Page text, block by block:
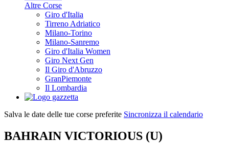
Altre Corse
Giro d'Italia
Tirreno Adriatico
Milano-Torino
Milano-Sanremo
Giro d'Italia Women
Giro Next Gen
Il Giro d'Abruzzo
GranPiemonte
Il Lombardia
Salva le date delle tue corse preferite Sincronizza il calendario
BAHRAIN VICTORIOUS (U)